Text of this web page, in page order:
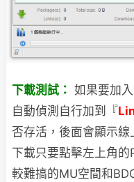
下載測試： 如果要加
自動偵測自行加到『
否存活，後面會顯示線
下載只要點擊左上角
較難搞的MU空間和